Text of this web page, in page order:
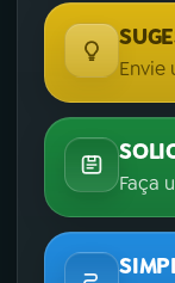
Envie
Faça